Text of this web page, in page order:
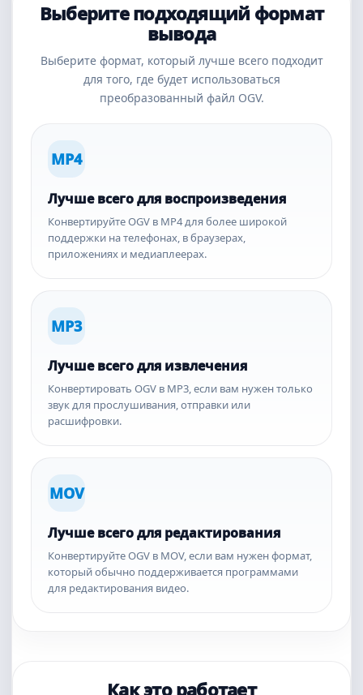
Выберите подходящий формат
вывода
Выберите формат, который лучше всего подходит
для того, где будет использоваться
преобразованный файл OGV.
MP4
Лучше всего для воспроизведения
Конвертируйте OGV в MP4 для более широкой
поддержки на телефонах, в браузерах,
приложениях и медиаплеерах.
MP3
Лучше всего для извлечения
Конвертировать OGV в MP3, если вам нужен только
звук для прослушивания, отправки или
расшифровки.
MOV
Лучше всего для редактирования
Конвертируйте OGV в MOV, если вам нужен формат,
который обычно поддерживается программами
для редактирования видео.
Как это работает